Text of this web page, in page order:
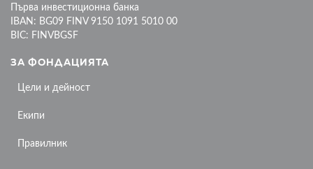
Първа инвестиционна банка
IBAN: BG09 FINV 9150 1091 5010 00
BIC: FINVBGSF
ЗА ФОНДАЦИЯТА
Цели и дейност
Екипи
Правилник